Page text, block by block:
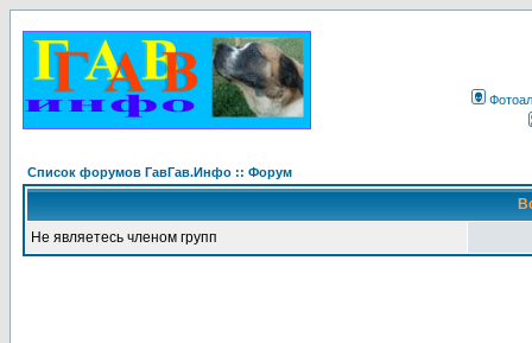
Список форумов ГавГав.Инфо :: Форум
Не являетесь членом групп